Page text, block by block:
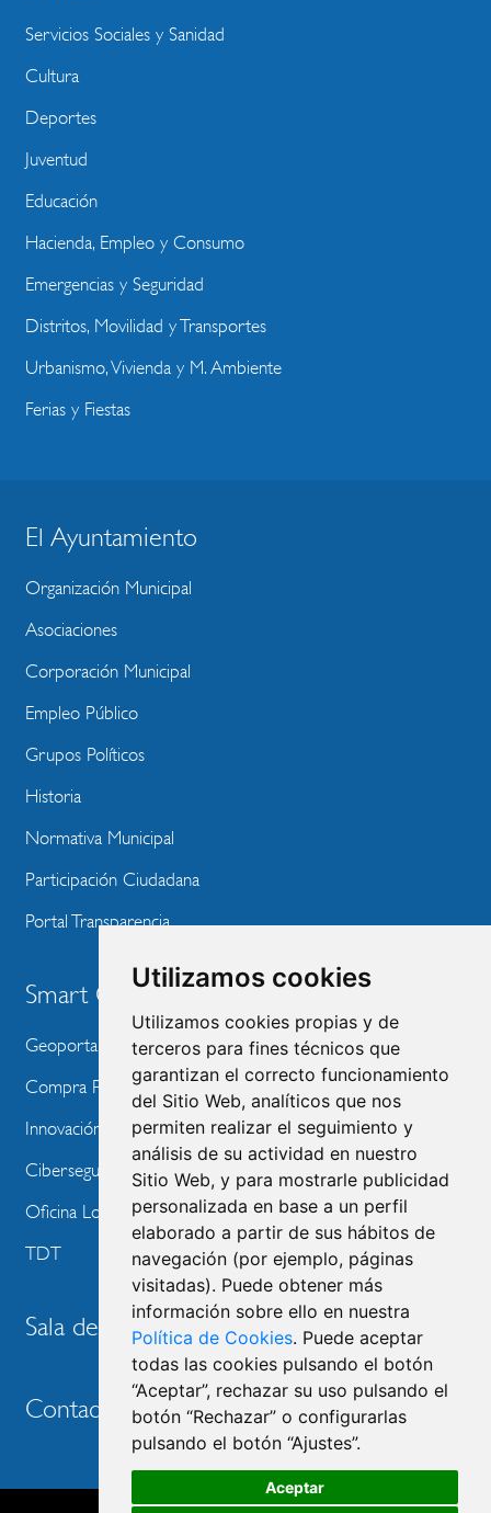
Utilizamos cookies
Utilizamos cookies propias y de
terceros para fines técnicos que
garantizan el correcto funcionamiento
del Sitio Web, analíticos que nos
permiten realizar el seguimiento y
análisis de su actividad en nuestro
Sitio Web, y para mostrarle publicidad
personalizada en base a un perfil
elaborado a partir de sus hábitos de
navegación (por ejemplo, páginas
visitadas). Puede obtener más
información sobre ello en nuestra
Política de Cookies. Puede aceptar
todas las cookies pulsando el botón
“Aceptar”, rechazar su uso pulsando el
botón “Rechazar” o configurarlas
pulsando el botón “Ajustes”.
Aceptar
Servicios Sociales y Sanidad
Cultura
Deportes
Juventud
Educación
Hacienda, Empleo y Consumo
Emergencias y Seguridad
Distritos, Movilidad y Transportes
Urbanismo, Vivienda y M. Ambiente
Ferias y Fiestas
BLOQUE
MENU
WEBSITE
El Ayuntamiento
Organización Municipal
Asociaciones
Corporación Municipal
Empleo Público
Grupos Políticos
Historia
Normativa Municipal
Participación Ciudadana
Portal Transparencia
Smart City
Geoportal
Compra Pública de Innovación
Innovación Tecnológica
Ciberseguridad
Oficina Local de Ayudas Públicas
TDT
Sala de prensa
Contacto